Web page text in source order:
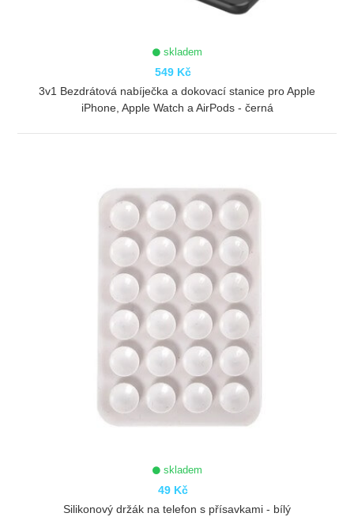
skladem
549 Kč
3v1 Bezdrátová nabíječka a dokovací stanice pro Apple
iPhone, Apple Watch a AirPods - černá
skladem
49 Kč
Silikonový držák na telefon s přísavkami - bílý